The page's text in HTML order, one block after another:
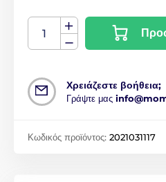
Χρειάζεστε βοήθεια;
Γράψτε μας
Κωδικός προϊόντος: 2021031117